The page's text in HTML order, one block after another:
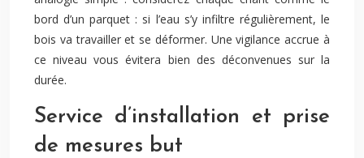
bord d’un parquet : si l’eau s’y infiltre régulièrement, le
bois va travailler et se déformer. Une vigilance accrue à
ce niveau vous évitera bien des déconvenues sur la
durée.
Service d’installation et prise
de mesures but